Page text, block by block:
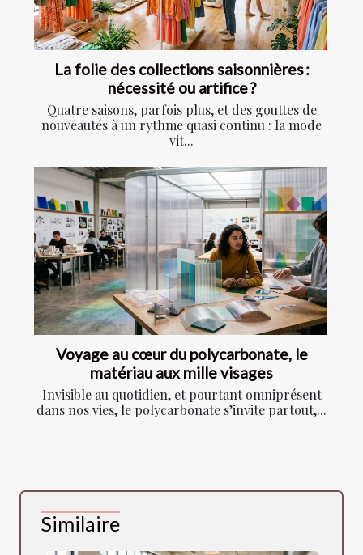
La folie des collections saisonnières :
nécessité ou artifice ?
Quatre saisons, parfois plus, et des gouttes de
nouveautés à un rythme quasi continu : la mode
vit...
Voyage au cœur du polycarbonate, le
matériau aux mille visages
Invisible au quotidien, et pourtant omniprésent
dans nos vies, le polycarbonate s’invite partout,...
Similaire